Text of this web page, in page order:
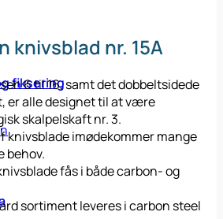
fiksering
knivsblad nr. 15A
6 til 16, samt det dobbeltsidede
er alle designet til at være
skalpelskaft nr. 3.
knivsblade imødekommer mange
behov.
fås i både carbon- og
sortiment leveres i carbon steel